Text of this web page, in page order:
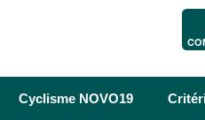
Cyclisme NOVO19